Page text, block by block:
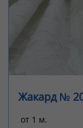
Жакард №
от 1 м.